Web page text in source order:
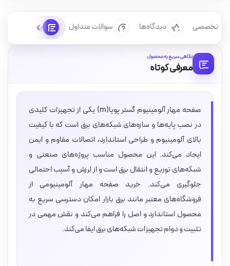
تخصصی دیدگاه‌ها سوالات متداول پرسش‌ها
نگاهی سریع به محصول
معرفی کوتاه
صفحه مهار آلومینیوم گستر پویا(m) یکی از تجهیزات کلیدی
در نصب پایه‌ها و سازه‌های شبکه‌های برق است که با کیفیت
بالای آلومینیوم و طراحی استاندارد، اتصالات مقاوم و ایمن
ایجاد می‌کند. این محصول مناسب پروژه‌های صنعتی و
شبکه‌های توزیع و انتقال برق است و از لرزش و آسیب احتمالی
جلوگیری می‌کند. خرید صفحه مهار آلومینیومی از
فروشگاه‌های معتبر مانند برق بازار امکان دسترسی سریع به
محصول استاندارد و اصل را فراهم می‌کند و نقش مهمی در
تثبیت و دوام تجهیزات شبکه‌های برق ایفا می‌کند.